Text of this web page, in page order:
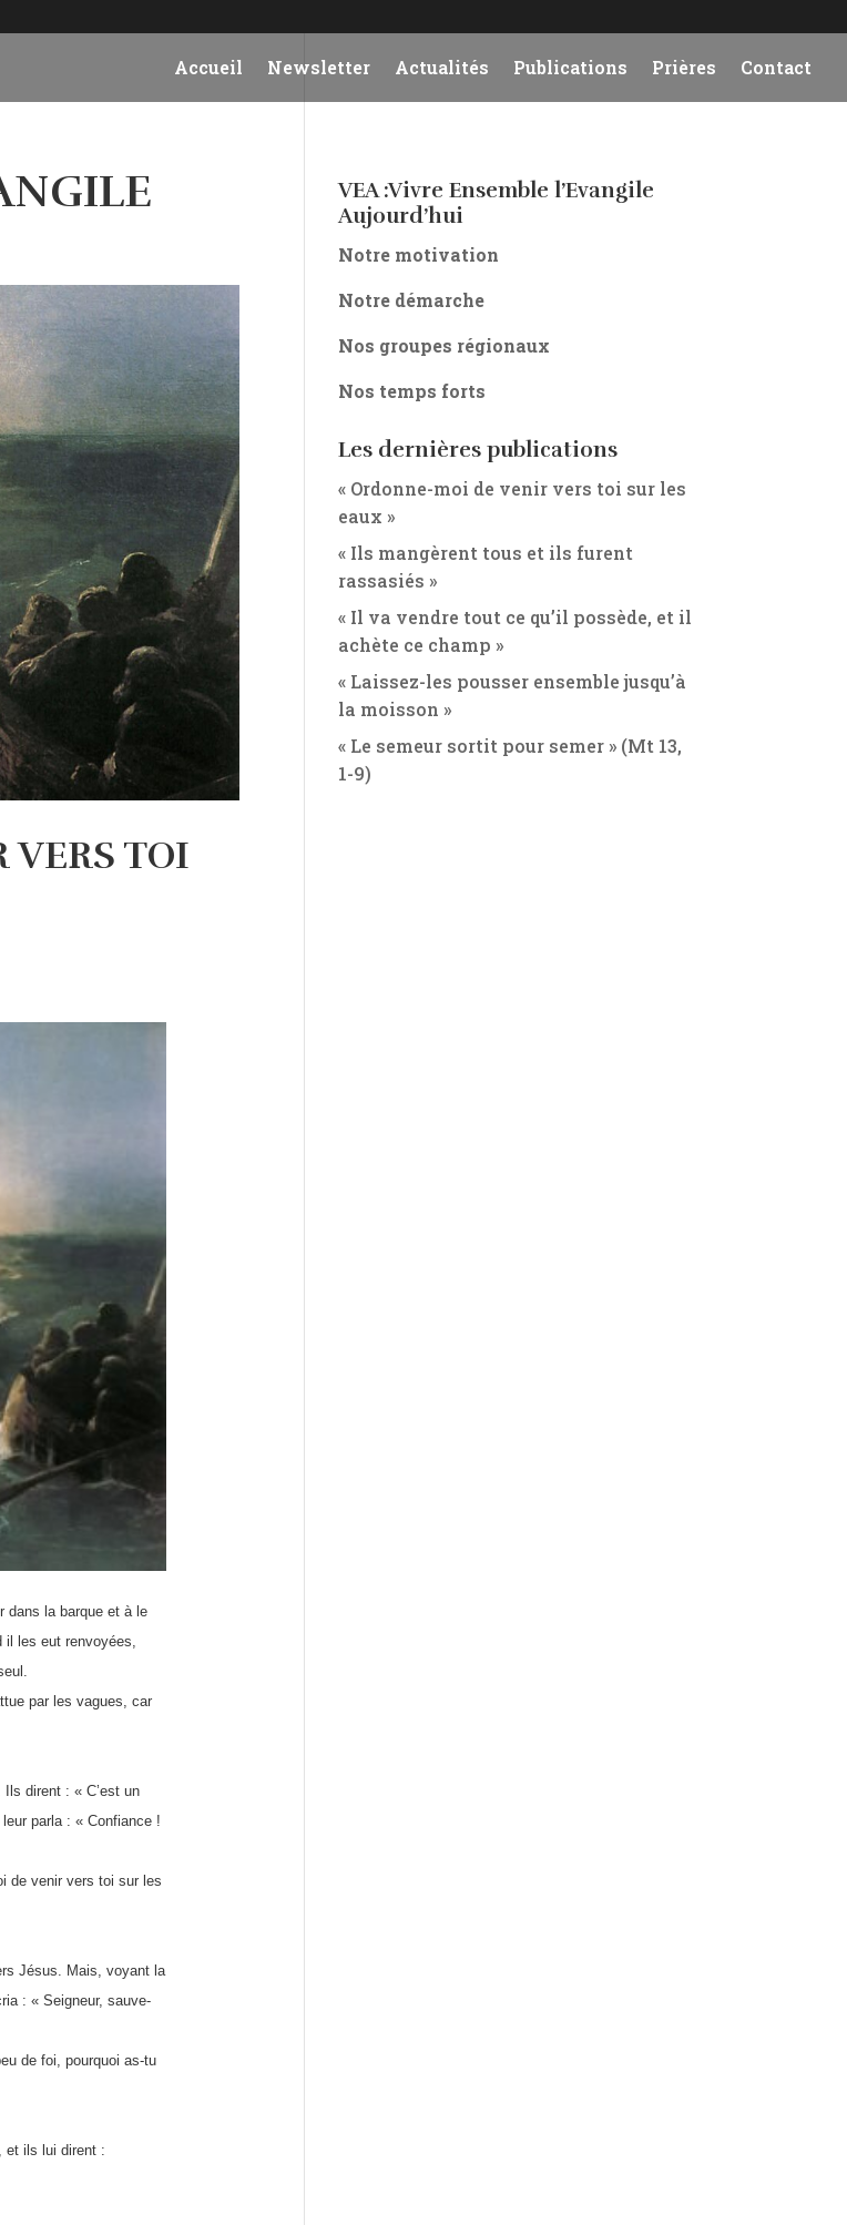
Accueil Newsletter Actualités Publications Prières Contact
VERS TOI
dans la barque et à le
il les eut renvoyées,
par les vagues, car
dirent : « C’est un
parla : « Confiance !
de venir vers toi sur les
Jésus. Mais, voyant la
: « Seigneur, sauve-
de foi, pourquoi as-tu
et ils lui dirent :
VEA :Vivre Ensemble l’Evangile
Aujourd’hui
Notre motivation
Notre démarche
Nos groupes régionaux
Nos temps forts
Les dernières publications
« Ordonne-moi de venir vers toi sur les
eaux »
« Ils mangèrent tous et ils furent
rassasiés »
« Il va vendre tout ce qu’il possède, et il
achète ce champ »
« Laissez-les pousser ensemble jusqu’à
la moisson »
« Le semeur sortit pour semer » (Mt 13,
1-9)